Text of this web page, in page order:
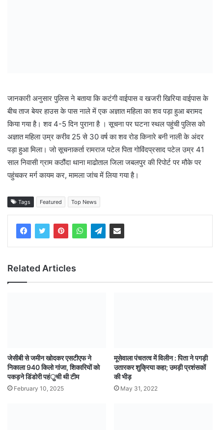
जानकारी अनुसार पुलिस ने बताया कि कटंगी वाईपास व खजरी खिरिया वाईपास के
बीच ताज बेयर हाउस के पास नाले में एक अज्ञात महिला का शव पड़ा हुआ बरामद
किया गया है। शव 4-5 दिन पुराना है । सूचना पर घटना स्थल पहुंची पुलिस को
अज्ञात महिला उम्र करीव 25 से 30 वर्ष का शव रोड किनारे बनी नाली के अंदर
पड़ा हुआ मिला। जो सूचनाकर्ता रामराज पटेल पिता गोविंदप्रसाद पटेल उम्र 41
साल निवासी ग्राम कठौंदा थाना माढोताल जिला जबलपुर की रिपोर्ट पर मौके पर
पहुंचकर मर्ग कायम कर, मामला जांच में लिया गया है।
Tags Featured Top News
Related Articles
जेसीबी से जमीन खोदकर एसटीएफ ने
निकाला 940 किलो गांजा, शिकारियों को
पकड़ने डिंडोरी पहंुची थी टीम
February 10, 2025
मूसेवाला पंचतत्व में विलीन : पिता ने पगड़ी
उतारकर शुक्रिया कहा; उमड़ी प्रशंसकों
की भीड़
May 31, 2022